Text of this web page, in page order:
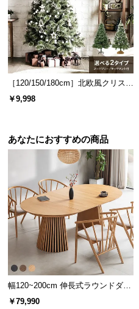
経
路
に
つ
い
て
キ
ャ
ル
つ
い
保
証
に
［120/150/180cm］北欧風クリスマ
スツリー オーナメントセット
￥9,998
あなたにおすすめの商品
幅120~200cm 伸長式ラウンドダイ
ニングテーブル 6人掛け 天然木突
￥79,990